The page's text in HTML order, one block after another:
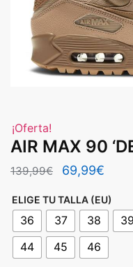
¡Oferta!
AIR MAX 90
139,99€
El
original
era:
139,99€.
69,99€
es:
ELIGE TU TALLA (EU)
36 37 38 39
44
45 46